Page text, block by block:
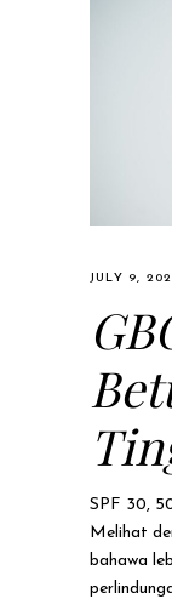
JULY 9,
SPF 30,
Melihat
bahawa